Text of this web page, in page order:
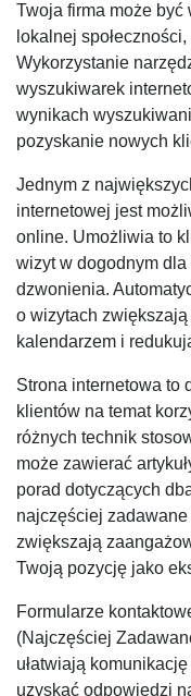
Twoja firma może
lokalnej
Wykorzystanie
wyszukiwarek
wynikach
pozyskanie nowych
Jednym z
internetowej jest
online. Umożliwia to
wizyt w dogodnym
dzwonienia.
o wizytach
kalendarzem i
Strona internetowa to
klientów na temat
różnych technik
może zawierać
porad dotyczących
najczęściej
zwiększają
Twoją pozycję jako
Formularze
(Najczęściej
ułatwiają
uzyskać odpowiedzi